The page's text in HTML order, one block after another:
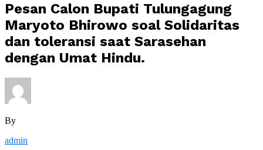
Pesan Calon Bupati Tulungagung
Maryoto Bhirowo soal Solidaritas
dan toleransi saat Sarasehan
dengan Umat Hindu.
By
admin